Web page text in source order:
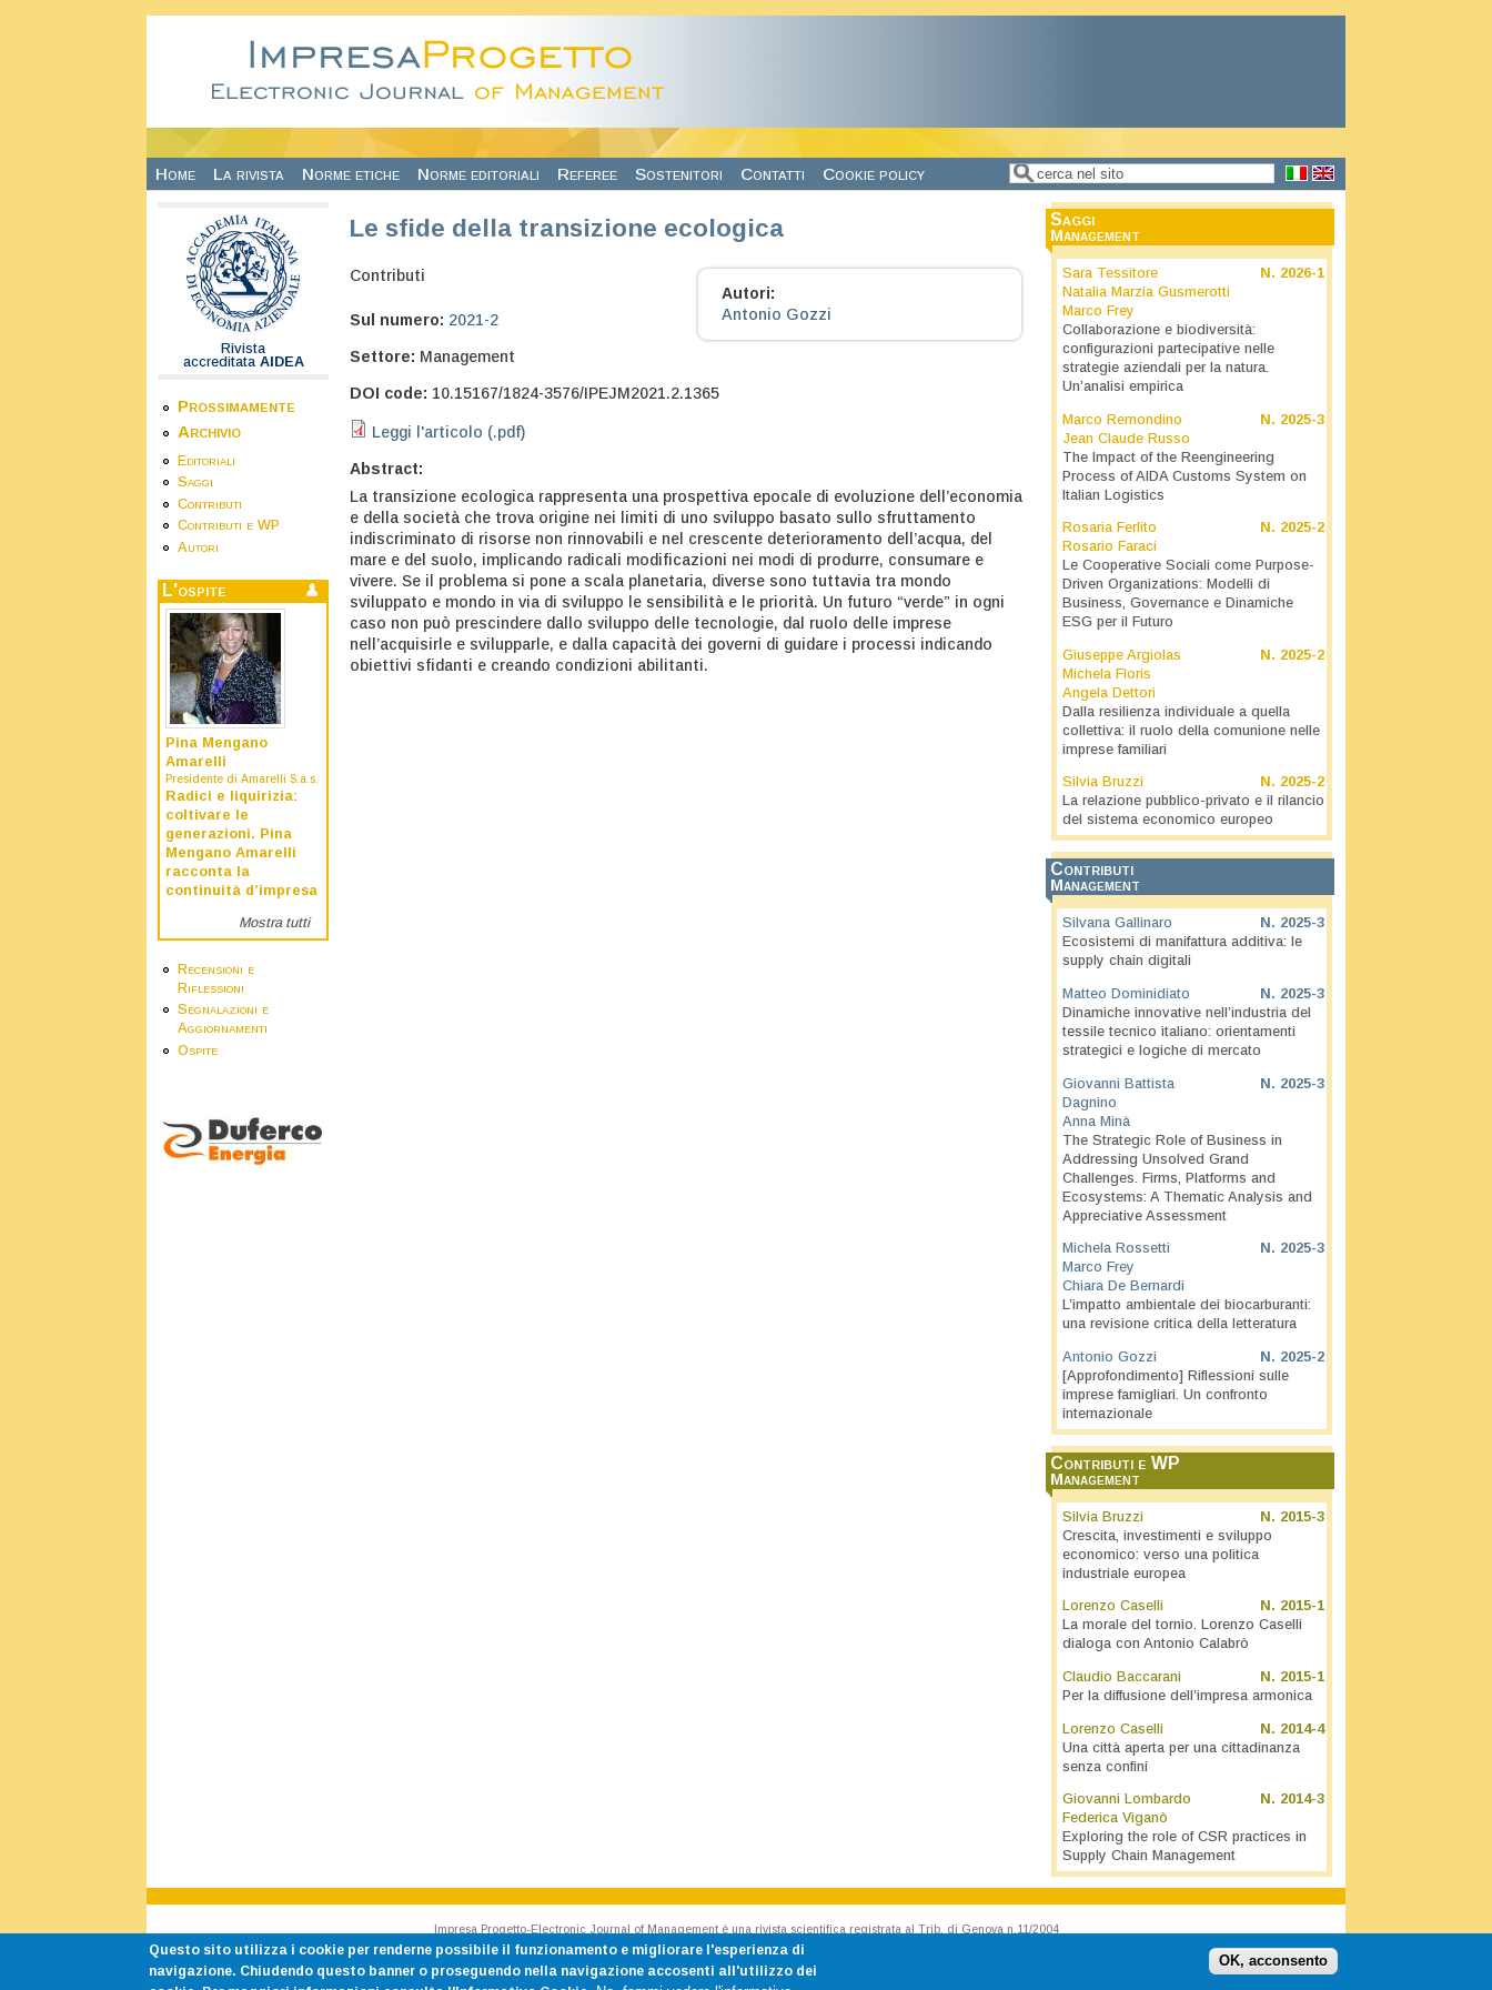
Home La rivista Norme etiche Norme editoriali Referee Sostenitori Contatti Cookie policy Form di ricerca
Cerca
Rivista
accreditata AIDEA
Prossimamente
Archivio
Editoriali
Saggi
Contributi
Contributi e WP
Autori
L'ospite
Pina Mengano
Amarelli
Presidente di Amarelli S.a.s.
Radici e liquirizia:
coltivare le
generazioni. Pina
Mengano Amarelli
racconta la
continuità d’impresa
Mostra tutti
Recensioni e
Riflessioni
Segnalazioni e
Aggiornamenti
Ospite
Le sfide della transizione ecologica
Contributi
Sul numero: 2021-2
Settore: Management
Autori:
Antonio Gozzi
DOI code: 10.15167/1824-3576/IPEJM2021.2.1365
Leggi l'articolo (.pdf)
Abstract:
La transizione ecologica rappresenta una prospettiva epocale di evoluzione dell’economia
e della società che trova origine nei limiti di uno sviluppo basato sullo sfruttamento
indiscriminato di risorse non rinnovabili e nel crescente deterioramento dell’acqua, del
mare e del suolo, implicando radicali modificazioni nei modi di produrre, consumare e
vivere. Se il problema si pone a scala planetaria, diverse sono tuttavia tra mondo
sviluppato e mondo in via di sviluppo le sensibilità e le priorità. Un futuro “verde” in ogni
caso non può prescindere dallo sviluppo delle tecnologie, dal ruolo delle imprese
nell’acquisirle e svilupparle, e dalla capacità dei governi di guidare i processi indicando
obiettivi sfidanti e creando condizioni abilitanti.
Saggi
Management
N. 2026-1
Sara Tessitore
Natalia Marzia Gusmerotti
Marco Frey
Collaborazione e biodiversità:
configurazioni partecipative nelle
strategie aziendali per la natura.
Un’analisi empirica
N. 2025-3
Marco Remondino
Jean Claude Russo
The Impact of the Reengineering
Process of AIDA Customs System on
Italian Logistics
N. 2025-2
Rosaria Ferlito
Rosario Faraci
Le Cooperative Sociali come Purpose-
Driven Organizations: Modelli di
Business, Governance e Dinamiche
ESG per il Futuro
N. 2025-2
Giuseppe Argiolas
Michela Floris
Angela Dettori
Dalla resilienza individuale a quella
collettiva: il ruolo della comunione nelle
imprese familiari
N. 2025-2
Silvia Bruzzi
La relazione pubblico-privato e il rilancio
del sistema economico europeo
Contributi
Management
N. 2025-3
Silvana Gallinaro
Ecosistemi di manifattura additiva: le
supply chain digitali
N. 2025-3
Matteo Dominidiato
Dinamiche innovative nell’industria del
tessile tecnico italiano: orientamenti
strategici e logiche di mercato
N. 2025-3
Giovanni Battista
Dagnino
Anna Minà
The Strategic Role of Business in
Addressing Unsolved Grand
Challenges. Firms, Platforms and
Ecosystems: A Thematic Analysis and
Appreciative Assessment
N. 2025-3
Michela Rossetti
Marco Frey
Chiara De Bernardi
L’impatto ambientale dei biocarburanti:
una revisione critica della letteratura
N. 2025-2
Antonio Gozzi
[Approfondimento] Riflessioni sulle
imprese famigliari. Un confronto
internazionale
Contributi e WP
Management
N. 2015-3
Silvia Bruzzi
Crescita, investimenti e sviluppo
economico: verso una politica
industriale europea
N. 2015-1
Lorenzo Caselli
La morale del tornio. Lorenzo Caselli
dialoga con Antonio Calabrò
N. 2015-1
Claudio Baccarani
Per la diffusione dell’impresa armonica
N. 2014-4
Lorenzo Caselli
Una città aperta per una cittadinanza
senza confini
N. 2014-3
Giovanni Lombardo
Federica Viganò
Exploring the role of CSR practices in
Supply Chain Management
Impresa Progetto-Electronic Journal of Management è una rivista scientifica registrata al Trib. di Genova n.11/2004
Rivista accreditata AIDEA - Accademia Italiana di Economia Aziendale
ISSN 1824-3576 Cod. CINECA E187020 p.iva 00754150100
Questo sito utilizza i cookie per renderne possibile il funzionamento e migliorare l'esperienza di
navigazione. Chiudendo questo banner o proseguendo nella navigazione accosenti all'utilizzo dei
OK, acconsento